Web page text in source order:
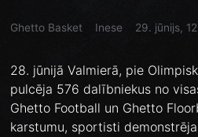
Ghetto Basket Inese 29. jūnijs,
28. jūnijā Valmierā, pie
pulcēja 576 dalībniekus no
Ghetto Football un Ghetto
karstumu, sportisti